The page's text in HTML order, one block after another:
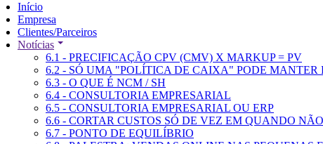
Início
Empresa
Clientes/Parceiros
Notícias
6.1 - PRECIFICAÇÃO CPV (CMV) X MARKUP = PV
6.2 - SÓ UMA "POLÍTICA DE CAIXA" PODE MANTER
6.3 - O QUE É NCM / SH
6.4 - CONSULTORIA EMPRESARIAL
6.5 - CONSULTORIA EMPRESARIAL OU ERP
6.6 - CORTAR CUSTOS SÓ DE VEZ EM QUANDO
6.7 - PONTO DE EQUILÍBRIO